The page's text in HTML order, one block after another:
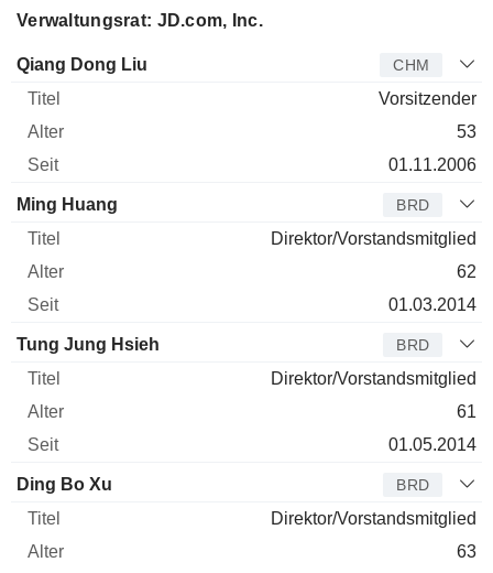
Verwaltungsrat: JD.com, Inc.
Verwaltungsratsmitglied
Qiang Dong Liu CHM
Vorsitzender
53
01.11.2006
Ming Huang BRD
Direktor/Vorstandsmitglied
62
01.03.2014
Tung Jung Hsieh BRD
Direktor/Vorstandsmitglied
61
01.05.2014
Ding Bo Xu BRD
Direktor/Vorstandsmitglied
63